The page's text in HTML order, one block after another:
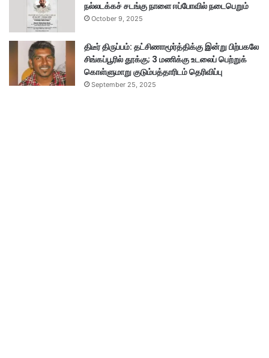
நல்லடக்கச் சடங்கு நாளை ஈப்போவில் நடைபெறும்
October 9, 2025
திடீர் திருப்பம்: தட்சிணாமூர்த்திக்கு இன்று பிற்பகலே
சிங்கப்பூரில் தூக்கு; 3 மணிக்கு உடலைப் பெற்றுக்
கொள்ளுமாறு குடும்பத்தாரிடம் தெரிவிப்பு
September 25, 2025